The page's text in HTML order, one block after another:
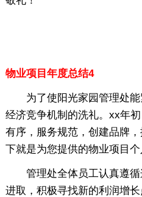
物业项目年度总结4
为了使阳光家园管理处能
经济竞争机制的洗礼。xx年
有序，服务规范，创建品牌
下就是为您提供的物业项目个
管理处全体员工认真遵循
进取，积极寻找新的利润增